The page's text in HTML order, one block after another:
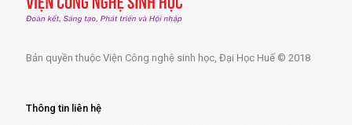
Bản quyền thuộc Viện Công nghệ sinh học, Đại Học Huế © 2018
Thông tin liên hệ